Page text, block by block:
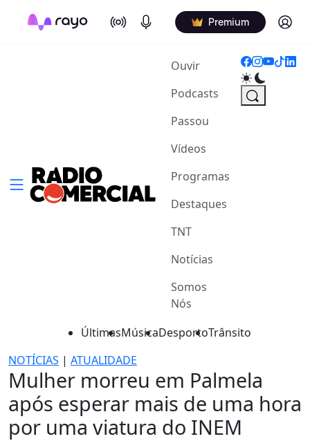
On Air Podcasts Premium Log in
Ouvir(current)
Podcasts
Passou
Vídeos
Programas
Destaques
TNT
Notícias
Somos
Nós
ÚltimasMúsicaDesportoTrânsito
NOTÍCIAS | ATUALIDADE
Mulher morreu em Palmela
após esperar mais de uma hora
por uma viatura do INEM